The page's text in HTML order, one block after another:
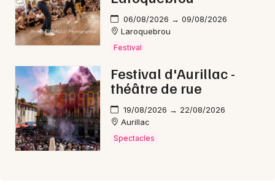
06/08/2026 → 09/08/2026
Laroquebrou
Festival
Festival d'Aurillac -
théâtre de rue
19/08/2026 → 22/08/2026
Aurillac
Spectacles